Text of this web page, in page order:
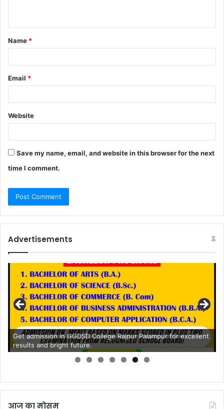
Name *
Email *
Website
Save my name, email, and website in this browser for the next
time I comment.
Advertisements
आज का मोसम